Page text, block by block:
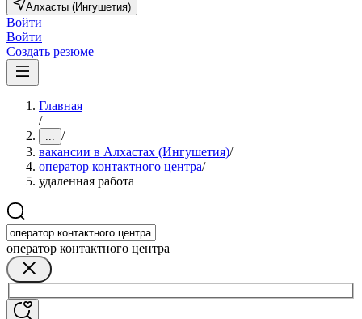
Алхасты (Ингушетия)
Войти
Войти
Создать резюме
Главная
/
... /
вакансии в Алхастах (Ингушетия)/
оператор контактного центра/
удаленная работа
оператор контактного центра